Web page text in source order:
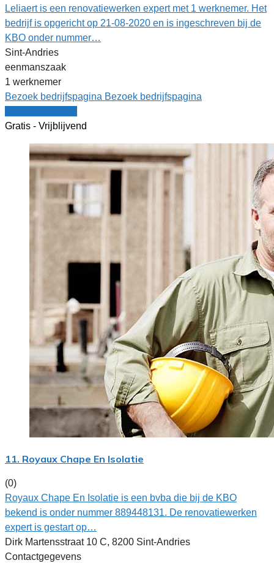
Leliaert is een renovatiewerken expert met 1 werknemer. Het
bedrijf is opgericht op 21-08-2020 en is ingeschreven bij de
KBO onder nummer…
Sint-Andries
eenmanszaak
1 werknemer
Bezoek bedrijfspagina Bezoek bedrijfspagina
Gratis - Vrijblijvend
11. Royaux Chape En Isolatie
(0)
Royaux Chape En Isolatie is een bvba die bij de KBO
bekend is onder nummer 889448131. De renovatiewerken
expert is gestart op…
Dirk Martensstraat 10 C, 8200 Sint-Andries
Contactgegevens